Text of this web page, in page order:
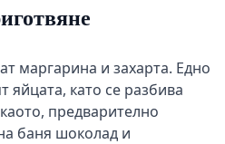
маргарина и захарта. Едно
яйцата, като се разбива
предварително
баня шоколад и